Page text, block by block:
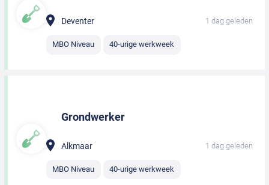
Deventer 1 dag geleden
MBO Niveau 40-urige werkweek
Grondwerker
Alkmaar 1 dag geleden
MBO Niveau 40-urige werkweek